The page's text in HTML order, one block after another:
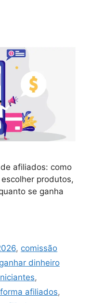
afiliados: como
produtos,
se ganha
, comissão
ganhar dinheiro
,
afiliados,